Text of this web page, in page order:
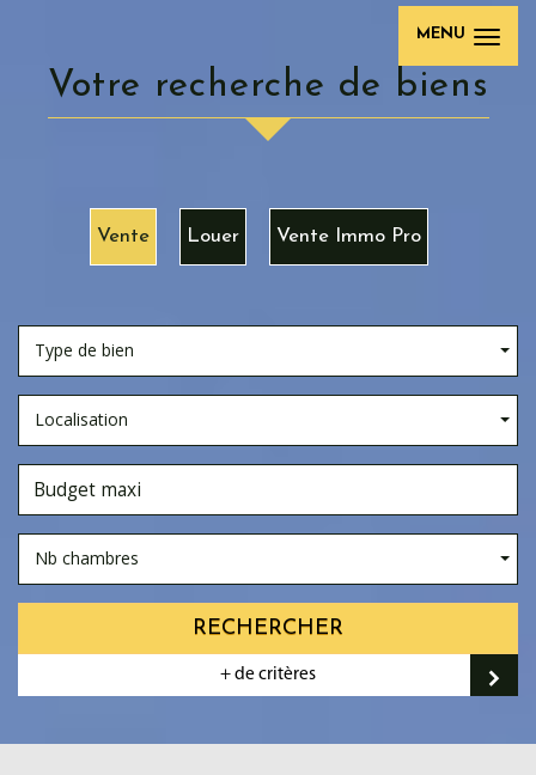
MENU
votre recherche de biens
Vente Louer Vente Immo Pro
Type de bien
Localisation
Nb chambres
RECHERCHER
+ de critères